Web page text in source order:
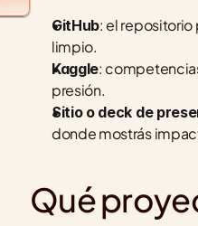
GitHub: el repositorio
limpio.
Kaggle:
presión.
Sitio o deck de
donde mostrás
Qué